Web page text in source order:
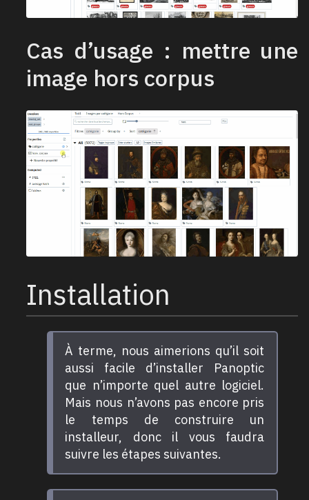
Cas d’usage : mettre une
image hors corpus
Installation
À terme, nous aimerions qu’il soit
aussi facile d’installer Panoptic
que n’importe quel autre logiciel.
Mais nous n’avons pas encore pris
le temps de construire un
installeur, donc il vous faudra
suivre les étapes suivantes.